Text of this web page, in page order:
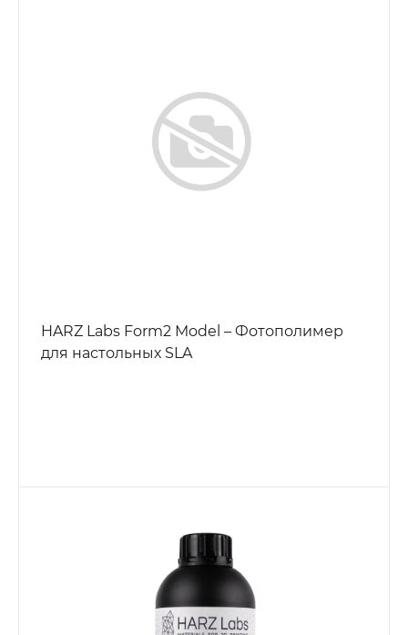
HARZ Labs Form2 Model – Фотополимер
для настольных SLA